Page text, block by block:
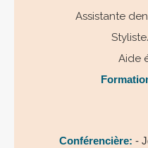
Assistante
Aide
-
-
Conférencière: -